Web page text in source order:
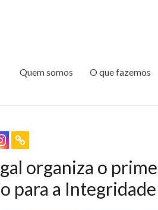
Quem somos O que fazemos
organiza o
para a Integridade